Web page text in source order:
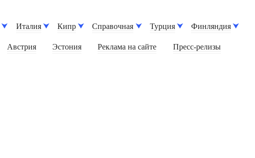
Италия Кипр Справочная Турция Финляндия
Австрия Эстония Реклама на сайте Пресс-релизы